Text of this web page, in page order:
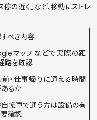
の近く」など、移動にストレ
べき内容
マップなどで実際の距
路を確認
・仕事帰りに通える時間
るか
転車で通う方は設備の有
確認